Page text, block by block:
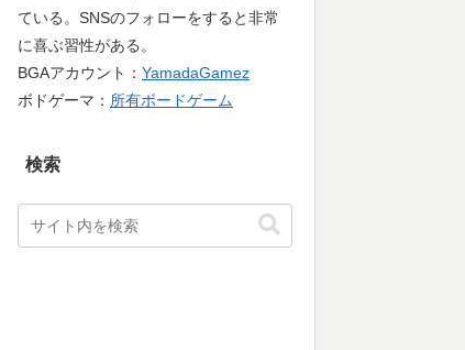
ている。SNSのフォローをすると非常
に喜ぶ習性がある。
BGAアカウント： YamadaGamez
ボドゲーマ： 所有ボードゲーム
検索